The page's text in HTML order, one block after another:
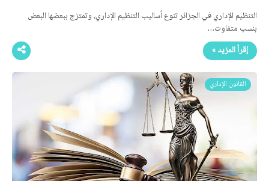
التنظيم الإداري في الجزائر تنوع أساليب التنظيم الإداري، وتمتزج ببعضها البعض
بنسب متفاوت…
إقرأ المزيد »
القانون الإداري